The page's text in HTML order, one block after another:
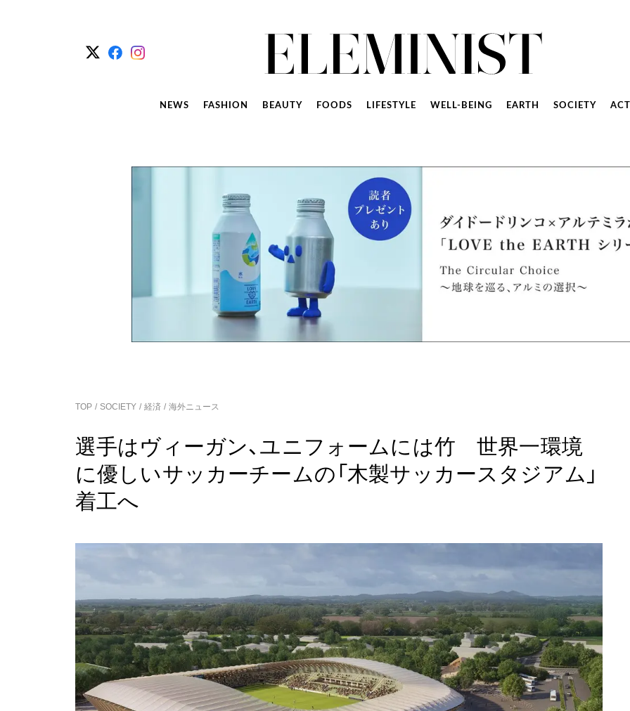
NEWS FASHION BEAUTY FOODS LIFESTYLE WELL-BEING EARTH SOCIETY
TOP SOCIETY 経済 海外ニュース
選手はヴィーガン、ユニフォームには竹 世界一環境
に優しいサッカーチームの「木製サッカースタジアム」
着工へ